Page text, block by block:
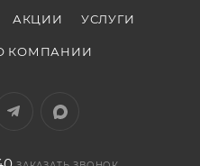
АКЦИИ УСЛУГИ
КОМПАНИИ